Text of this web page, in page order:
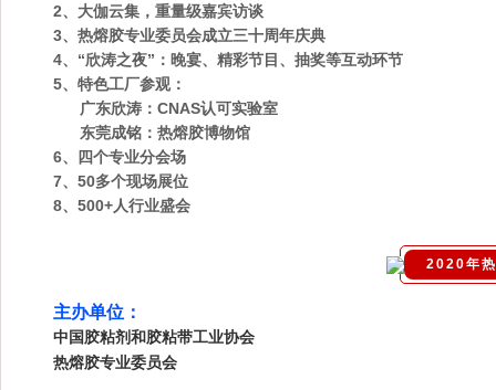
2、大伽云集，重量级嘉宾访谈
3、热熔胶专业委员会成立三十周年庆典
4、“欣涛之夜”：晚宴、精彩节目、抽奖等互动环节
5、特色工厂参观：
广东欣涛： CNAS认可实验室
东莞成铭： 热熔胶博物馆
6、四个专业分会场
7、50多个现场展位
8、500+人行业盛会
2020年
主办单位：
中国胶粘剂和胶粘带工业协会
热熔胶专业委员会